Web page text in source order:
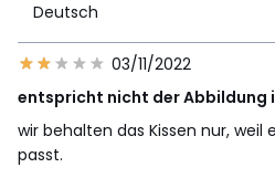
Deutsch
03/11/2022
entspricht nicht der Abbildung
wir behalten das Kissen nur, weil
passt.